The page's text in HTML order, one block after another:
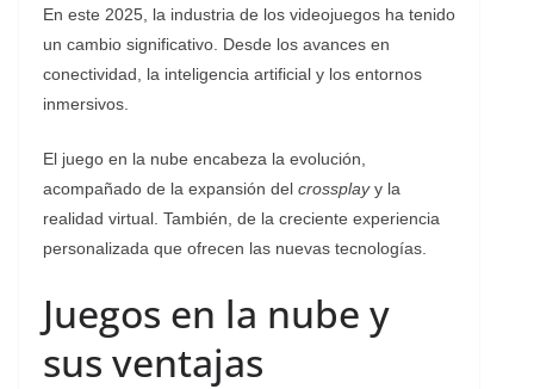
En este 2025, la industria de los videojuegos ha tenido
un cambio significativo. Desde los avances en
conectividad, la inteligencia artificial y los entornos
inmersivos.
El juego en la nube encabeza la evolución,
acompañado de la expansión del crossplayy la
realidad virtual. También, de la creciente experiencia
personalizada que ofrecen las nuevas tecnologías.
Juegos en la nube y
sus ventajas